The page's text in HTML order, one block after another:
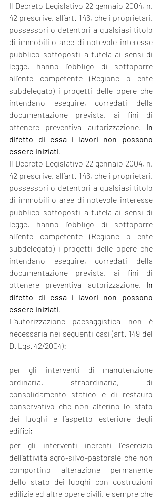
Il Decreto Legislativo 22 gennaio 2004, n.
42 prescrive, all’art. 146, che i proprietari,
possessori o detentori a qualsiasi titolo
di immobili o aree di notevole interesse
pubblico sottoposti a tutela ai sensi di
legge, hanno l’obbligo di sottoporre
all’ente competente (Regione o ente
subdelegato) i progetti delle opere che
intendano eseguire, corredati della
documentazione prevista, ai fini di
ottenere preventiva autorizzazione. In
difetto di essa i lavori non possono
essere iniziati.
Il Decreto Legislativo 22 gennaio 2004, n.
42 prescrive, all’art. 146, che i proprietari,
possessori o detentori a qualsiasi titolo
di immobili o aree di notevole interesse
pubblico sottoposti a tutela ai sensi di
legge, hanno l’obbligo di sottoporre
all’ente competente (Regione o ente
subdelegato) i progetti delle opere che
intendano eseguire, corredati della
documentazione prevista, ai fini di
ottenere preventiva autorizzazione. In
difetto di essa i lavori non possono
essere iniziati.
L’autorizzazione paesaggistica non è
necessaria nei seguenti casi (art. 149 del
D. Lgs. 42/2004):
per gli interventi di manutenzione
ordinaria, straordinaria, di
consolidamento statico e di restauro
conservativo che non alterino lo stato
dei luoghi e l’aspetto esteriore degli
edifici;
per gli interventi inerenti l’esercizio
dell’attività agro-silvo-pastorale che non
comportino alterazione permanente
dello stato dei luoghi con costruzioni
edilizie ed altre opere civili, e sempre che